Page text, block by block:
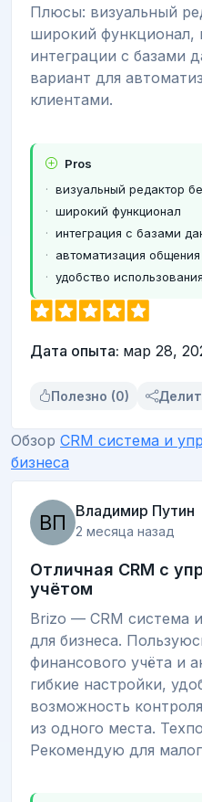
Плюсы: визуальный
широкий функционал,
интеграции с базами
вариант для
клиентами.
Pros
визуальный редактор
широкий функционал
интеграция с базами
автоматизация общения
удобство использования
Дата опыта: мар 28,
Полезно (0)
Обзор CRM система и
бизнеса
Владимир Путин
2 месяца назад
Отличная CRM с
учётом
Brizo — CRM система
для бизнеса.
финансового учёта и
гибкие настройки,
возможность
из одного места.
Рекомендую для